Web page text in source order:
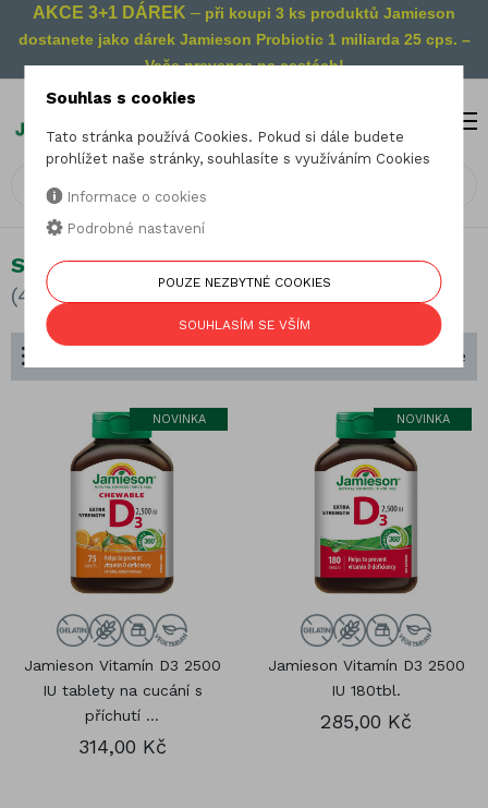
AKCE 3+1 DÁREK – při koupi 3 ks produktů Jamieson
dostanete jako dárek Jamieson Probiotic 1 miliarda 25 cps. –
Vaše prevence na cestách!
0
Srdce a cévní systém
(42 produktů)
Seřadit podle
NOVINKA
Jamieson Vitamín D3 2500
IU tablety na cucání s
příchutí ...
314,00 Kč
NOVINKA
Jamieson Vitamín D3 2500
IU 180tbl.
285,00 Kč
Souhlas s cookies
Tato stránka používá Cookies. Pokud si dále budete
prohlížet naše stránky, souhlasíte s využíváním Cookies
Informace o cookies
Podrobné nastavení
POUZE NEZBYTNÉ COOKIES
SOUHLASÍM SE VŠÍM